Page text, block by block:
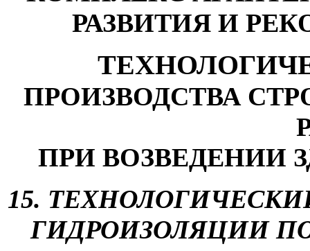
РАЗВИТИЯ И
ПРОИЗВОДСТВА
ПРИ ВОЗВЕДЕНИИ
15.
ГИДРОИЗОЛЯЦИИ